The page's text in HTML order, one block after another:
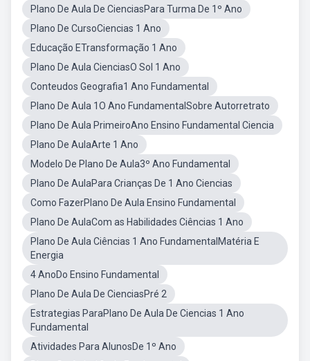
Plano De Aula De CienciasPara Turma De 1º Ano
Plano De CursoCiencias 1 Ano
Educação ETransformação 1 Ano
Plano De Aula CienciasO Sol 1 Ano
Conteudos Geografia1 Ano Fundamental
Plano De Aula 1O Ano FundamentalSobre Autorretrato
Plano De Aula PrimeiroAno Ensino Fundamental Ciencia
Plano De AulaArte 1 Ano
Modelo De Plano De Aula3º Ano Fundamental
Plano De AulaPara Crianças De 1 Ano Ciencias
Como FazerPlano De Aula Ensino Fundamental
Plano De AulaCom as Habilidades Ciências 1 Ano
Plano De Aula Ciências 1 Ano FundamentalMatéria E
Energia
4 AnoDo Ensino Fundamental
Plano De Aula De CienciasPré 2
Estrategias ParaPlano De Aula De Ciencias 1 Ano
Fundamental
Atividades Para AlunosDe 1º Ano